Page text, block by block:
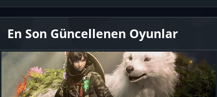
En Son Güncellenen Oyunlar